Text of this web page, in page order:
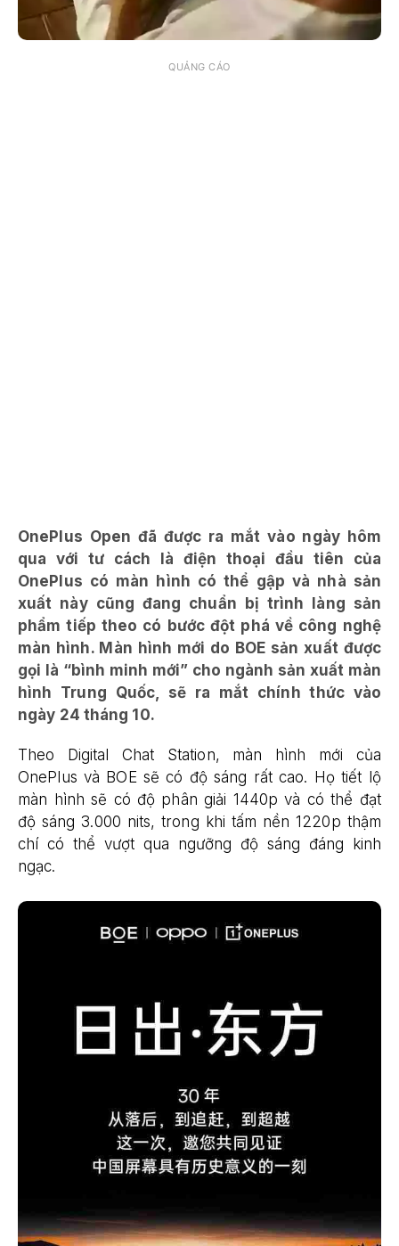
QUẢNG CÁO
OnePlus Open đã được ra mắt vào ngày hôm
qua với tư cách là điện thoại đầu tiên của
OnePlus có màn hình có thể gập và nhà sản
xuất này cũng đang chuẩn bị trình làng sản
phẩm tiếp theo có bước đột phá về công nghệ
màn hình. Màn hình mới do BOE sản xuất được
gọi là “bình minh mới” cho ngành sản xuất màn
hình Trung Quốc, sẽ ra mắt chính thức vào
ngày 24 tháng 10.
Theo Digital Chat Station, màn hình mới của
OnePlus và BOE sẽ có độ sáng rất cao. Họ tiết lộ
màn hình sẽ có độ phân giải 1440p và có thể đạt
độ sáng 3.000 nits, trong khi tấm nền 1220p thậm
chí có thể vượt qua ngưỡng độ sáng đáng kinh
ngạc.